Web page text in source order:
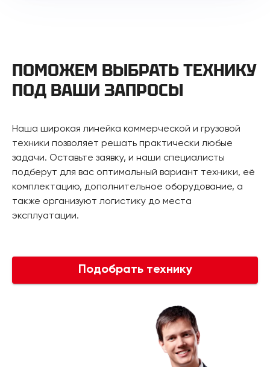
ПОМОЖЕМ ВЫБРАТЬ ТЕХНИКУ
ПОД ВАШИ ЗАПРОСЫ
Наша широкая линейка коммерческой и грузовой
техники позволяет решать практически любые
задачи. Оставьте заявку, и наши специалисты
подберут для вас оптимальный вариант техники, её
комплектацию, дополнительное оборудование, а
также организуют логистику до места
эксплуатации.
Подобрать технику